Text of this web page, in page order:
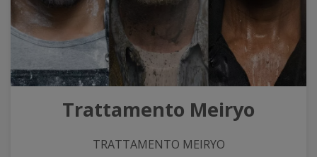
Trattamento Meiryo
TRATTAMENTO MEIRYO